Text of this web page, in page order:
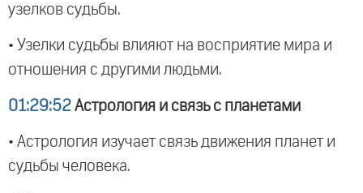
узелков судьбы.
• Узелки судьбы влияют на восприятие мира и
отношения с другими людьми.
01:29:52 Астрология и связь с планетами
• Астрология изучает связь движения планет и
судьбы человека.